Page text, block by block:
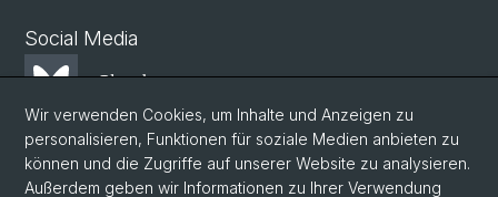
Social Media
Bluesky
Mastodon
Wir verwenden Cookies, um Inhalte und Anzeigen zu
personalisieren, Funktionen für soziale Medien anbieten zu
können und die Zugriffe auf unserer Website zu analysieren.
Außerdem geben wir Informationen zu Ihrer Verwendung